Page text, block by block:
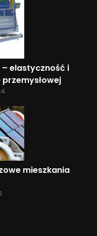
elastyczność i
mieszkania